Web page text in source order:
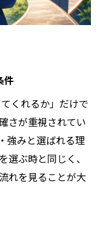
件
くれるか」だけで
さが重視されてい
強みと選ばれる理
ぶ時と同じく、
れを見ることが大